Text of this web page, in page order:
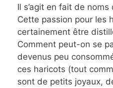
Il s’agit en fait de
Cette passion pour les
certainement être
Comment peut-on se
devenus peu
ces haricots (tout
sont de petits joyaux,